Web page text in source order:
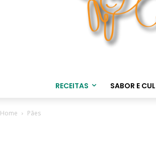
RECEITAS SABOR E
Home Pães